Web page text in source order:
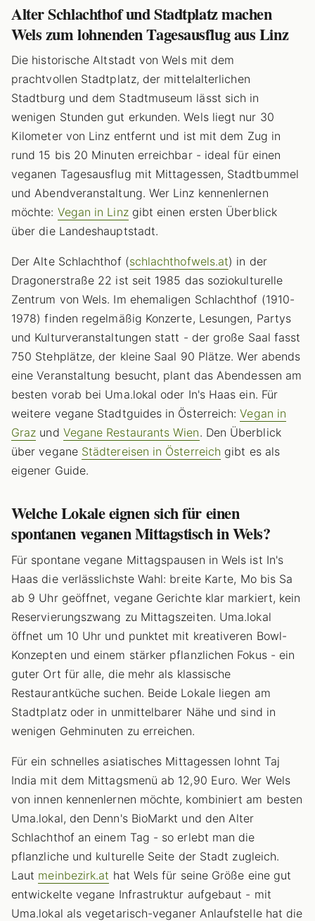
Alter Schlachthof und Stadtplatz machen
Wels zum lohnenden Tagesausflug aus Linz
Die historische Altstadt von Wels mit dem
prachtvollen Stadtplatz, der mittelalterlichen
Stadtburg und dem Stadtmuseum lässt sich in
wenigen Stunden gut erkunden. Wels liegt nur 30
Kilometer von Linz entfernt und ist mit dem Zug in
rund 15 bis 20 Minuten erreichbar - ideal für einen
veganen Tagesausflug mit Mittagessen, Stadtbummel
und Abendveranstaltung. Wer Linz kennenlernen
möchte: Vegan in Linzgibt einen ersten Überblick
über die Landeshauptstadt.
Der Alte Schlachthof (schlachthofwels.at) in der
Dragonerstraße 22 ist seit 1985 das soziokulturelle
Zentrum von Wels. Im ehemaligen Schlachthof (1910-
1978) finden regelmäßig Konzerte, Lesungen, Partys
und Kulturveranstaltungen statt - der große Saal fasst
750 Stehplätze, der kleine Saal 90 Plätze. Wer abends
eine Veranstaltung besucht, plant das Abendessen am
besten vorab bei Uma.lokal oder In's Haas ein. Für
weitere vegane Stadtguides in Österreich:Vegan in
Graz und Vegane Restaurants Wien. Den Überblick
über vegane Städtereisen in Österreich gibt es als
eigener Guide.
Welche Lokale eignen sich für einen
spontanen veganen Mittagstisch in Wels?
Für spontane vegane Mittagspausen in Wels ist In's
Haas die verlässlichste Wahl: breite Karte, Mo bis Sa
ab 9 Uhr geöffnet, vegane Gerichte klar markiert, kein
Reservierungszwang zu Mittagszeiten. Uma.lokal
öffnet um 10 Uhr und punktet mit kreativeren Bowl-
Konzepten und einem stärker pflanzlichen Fokus - ein
guter Ort für alle, die mehr als klassische
Restaurantküche suchen. Beide Lokale liegen am
Stadtplatz oder in unmittelbarer Nähe und sind in
wenigen Gehminuten zu erreichen.
Für ein schnelles asiatisches Mittagessen lohnt Taj
India mit dem Mittagsmenü ab 12,90 Euro. Wer Wels
von innen kennenlernen möchte, kombiniert am besten
Uma.lokal, den Denn's BioMarkt und den Alter
Schlachthof an einem Tag - so erlebt man die
pflanzliche und kulturelle Seite der Stadt zugleich.
Laut meinbezirk.at hat Wels für seine Größe eine gut
entwickelte vegane Infrastruktur aufgebaut - mit
Uma.lokal als vegetarisch-veganer Anlaufstelle hat die